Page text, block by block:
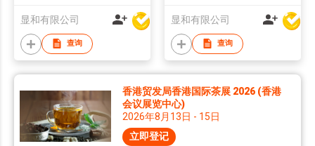
显和有限公司
查询
显和有限公司
查询
香港贸发局香港国际茶展 2026 (香港
会议展览中心)
2026年8月13日 - 15日
立即登记